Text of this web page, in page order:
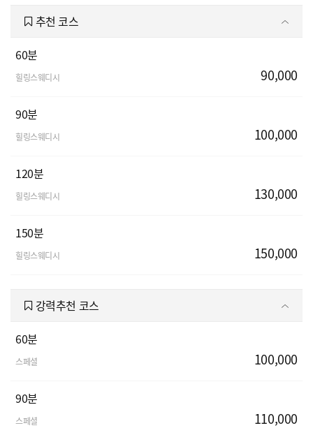
추천 코스
60분
힐링스웨디시 90,000
90분
힐링스웨디시 100,000
120분
힐링스웨디시 130,000
150분
힐링스웨디시 150,000
강력추천 코스
60분
스페셜 100,000
90분
스페셜 110,000